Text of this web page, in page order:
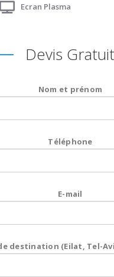
Ecran Plasma
Devis Gratuit
Nom et prénom
Téléphone
E-mail
destination (Eilat, Tel-